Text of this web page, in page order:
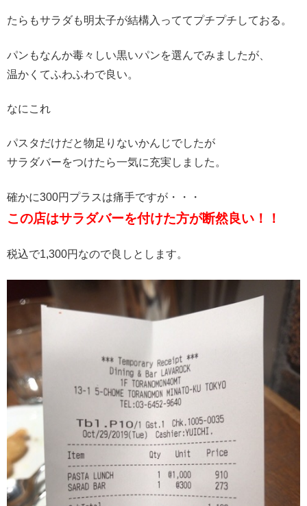
たらもサラダも明太子が結構入っててプチプチしておる。
パンもなんか毒々しい黒いパンを選んでみましたが、
温かくてふわふわで良い。
なにこれ
パスタだけだと物足りないかんじでしたが
サラダバーをつけたら一気に充実しました。
確かに300円プラスは痛手ですが・・・
この店はサラダバーを付けた方が断然良い！！
税込で1,300円なので良しとします。